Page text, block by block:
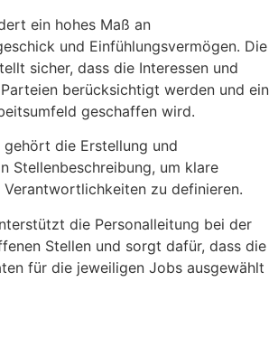
ein hohes Maß an
und Einfühlungsvermögen. Die
sicher, dass die Interessen und
berücksichtigt werden und ein
geschaffen wird.
gehört die Erstellung und
Stellenbeschreibung, um klare
zu definieren.
die Personalleitung bei der
Stellen und sorgt dafür, dass die
für die jeweiligen Jobs ausgewählt